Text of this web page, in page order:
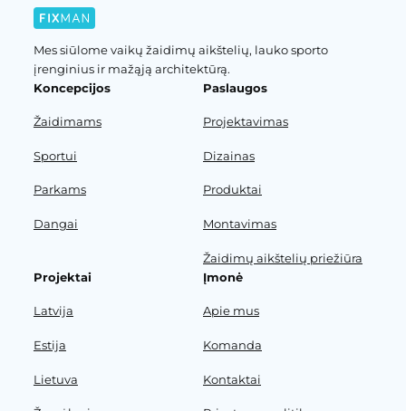
Mes siūlome vaikų žaidimų aikštelių, lauko sporto
įrenginius ir mažąją architektūrą.
Koncepcijos
Žaidimams
Sportui
Parkams
Dangai
Paslaugos
Projektavimas
Dizainas
Produktai
Montavimas
Žaidimų aikštelių priežiūra
Projektai
Latvija
Estija
Lietuva
Įmonė
Apie mus
Komanda
Kontaktai